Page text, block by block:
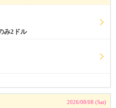
み2ドル
2026/08/08 (Sat)